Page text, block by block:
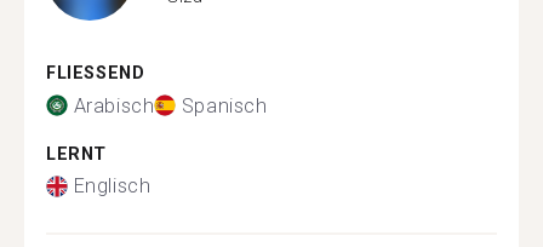
FLIESSEND
Arabisch Spanisch
LERNT
Englisch